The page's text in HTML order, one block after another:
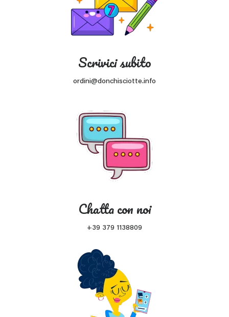
Scrivici subito
ordini@donchisciotte.info
Chatta con noi
+39 379 1138809